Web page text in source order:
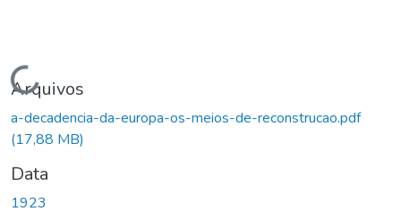
Carregando...
Arquivos
a-decadencia-da-europa-os-meios-de-reconstrucao.pdf
(17,88 MB)
Data
1923